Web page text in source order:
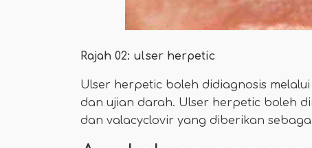
Rajah 02: ulser herpetic
Ulser herpetic boleh didiagnosis
dan ujian darah. Ulser herpetic boleh
dan valacyclovir yang diberikan